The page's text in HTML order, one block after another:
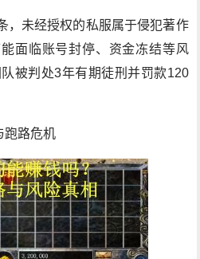
，未经授权的私服属于侵犯著作
面临账号封停、资金冻结等风
被判处3年有期徒刑并罚款120
跑路危机